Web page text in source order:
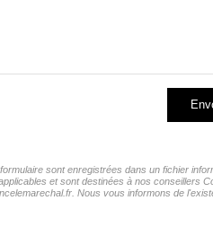
sont enregistrées dans un fichier
et sont destinées à nos conseillers
Nous vous informons de